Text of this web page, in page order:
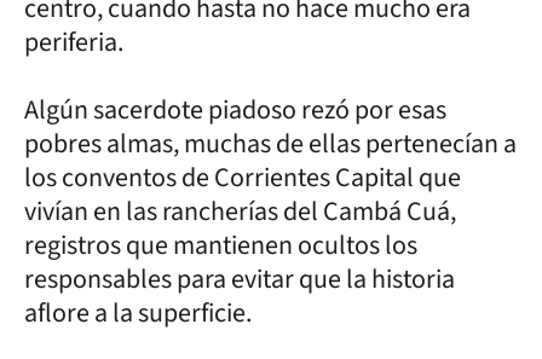
centro, cuando hasta no hace mucho era
periferia.
Algún sacerdote piadoso rezó por esas
pobres almas, muchas de ellas pertenecían a
los conventos de Corrientes Capital que
vivían en las rancherías del Cambá Cuá,
registros que mantienen ocultos los
responsables para evitar que la historia
aflore a la superficie.